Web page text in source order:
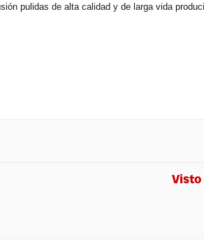
pulidas de alta calidad y de larga vida
Visto